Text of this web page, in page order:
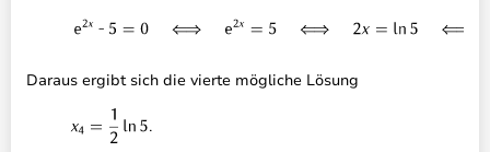
Daraus ergibt sich die vierte mögliche Lösung